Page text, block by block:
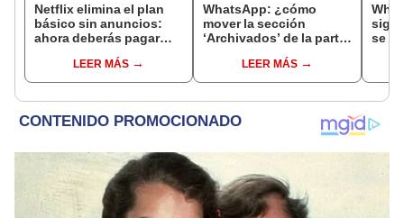
Netflix elimina el plan
básico sin anuncios:
ahora deberás pagar
publicidadLEER MÁS
WhatsApp: ¿cómo
mover la sección
‘Archivados’ de la parte
aparezca abajo?
LEER MÁS
se